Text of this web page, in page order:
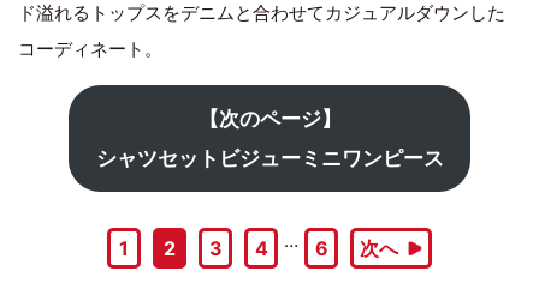
ド溢れるトップスをデニムと合わせてカジュアルダウンした
コーディネート。
【次のページ】
シャツセットビジューミニワンピース
1 2 3 4 … 6 次へ